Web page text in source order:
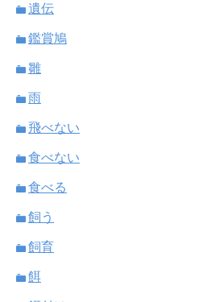
遺伝
鑑賞鳩
雛
雨
飛べない
食べない
食べる
飼う
飼育
餌